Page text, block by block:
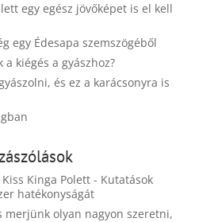
egy egész jövőképet is el kell
egy Édesapa szemszögéből
kiégés a gyászhoz?
és ez a karácsonyra is
Kinga Polett- Kutatások
hatékonyságát
merjünk olyan nagyon szeretni,